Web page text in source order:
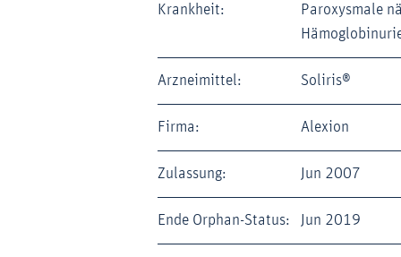
Krankheit:
Paroxysmale
Arzneimittel: Soliris®
Firma: Alexion
Zulassung: Jun 2007
Ende Orphan-Status: Jun 2019